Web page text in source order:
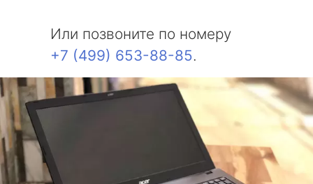
Или позвоните по номеру
+7 (499) 653-88-85.